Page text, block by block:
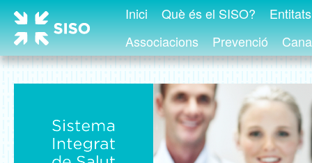
Inici Què és el SISO?
Associacions
Prevenció